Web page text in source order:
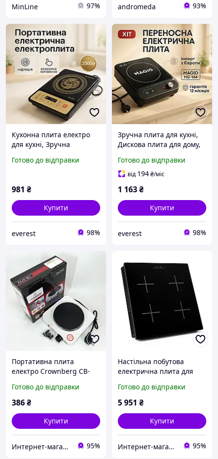
MinLine 97% andromeda 93%
Кухонна плита електро
для кухні, Зручна
приготування страв
Готово до відправки
981 ₴
Купити
everest 98%
Зручна плита для кухні,
Дискова плита для дому,
Електро електроплити
HO-77
Готово до відправки
від 194₴/міс
1 163₴
Купити
everest 98%
Портативна плита
електро Crownberg CB-
настільна від мережі,
Побутова плита настільна
Готово до відправки
386₴
Купити
Интернет-магазин «Мегавольт» 95%
Настільна побутова
електрична плита для
варильна плита,
Настільна електроплитка
Готово до відправки
5 951 ₴
Купити
Интернет-магазин «Мегавольт» 95%